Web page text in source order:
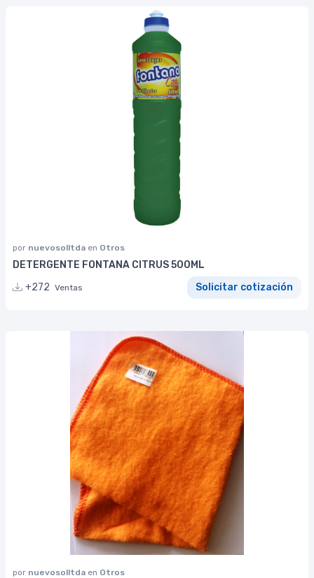
por nuevosolltda en Otros
DETERGENTE FONTANA CITRUS 500ML
+272 Ventas Solicitar cotización
por nuevosolltda en Otros